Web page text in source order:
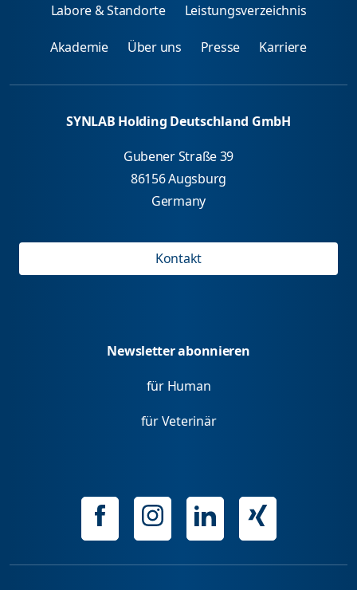
Labore & Standorte Leistungsverzeichnis
Akademie Über uns Presse Karriere
SYNLAB Holding Deutschland GmbH
Gubener Straße 39
86156 Augsburg
Germany
Kontakt
Newsletter abonnieren
für Human
für Veterinär